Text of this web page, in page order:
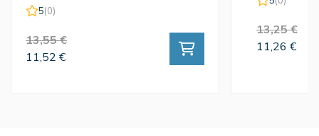
5(0)
13,55 €
11,52 €
13,25 €
11,26 €